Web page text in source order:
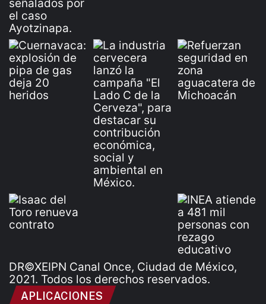
DR©XEIPN Canal Once, Ciudad de México,
2021. Todos los derechos reservados.
APLICACIONES